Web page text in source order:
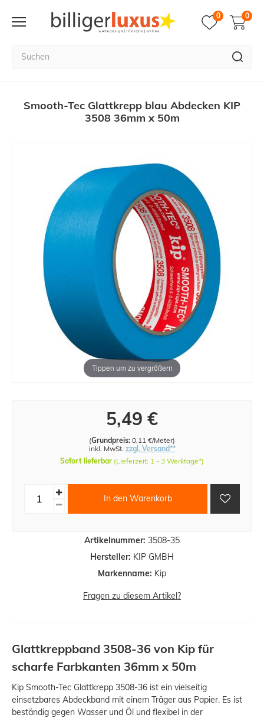
0 0
Smooth-Tec Glattkrepp blau Abdecken KIP
3508 36mm x 50m
Tippen um zu vergrößern
Artikelnummer: 3508-35
Hersteller: KIP GMBH
Markenname: Kip
5,49 €
(Grundpreis: 0,11 €/Meter)
inkl. MwSt. zzgl. Versand**
Sofort lieferbar (Lieferzeit: 1 - 3 Werktage*)
In den Warenkorb
Fragen zu diesem Artikel?
Glattkreppband 3508-36 von Kip für
scharfe Farbkanten 36mm x 50m
Kip Smooth-Tec Glattkrepp 3508-36 ist ein vielseitig
einsetzbares Abdeckband mit einem Träger aus Papier. Es ist
beständig gegen Wasser und Öl und flexibel in der